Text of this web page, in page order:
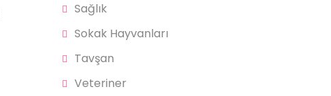
Sağlık
Sokak Hayvanları
Tavşan
Veteriner